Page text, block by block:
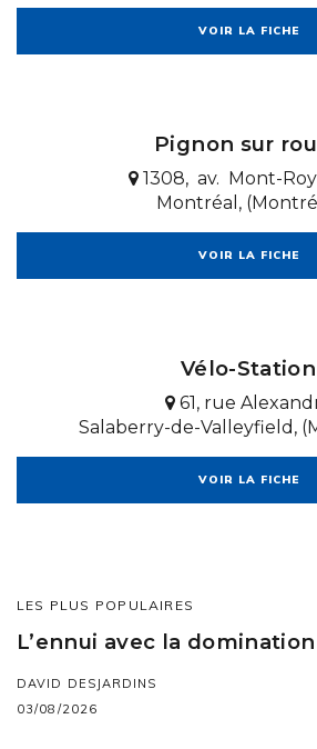
VOIR LA FICHE
Pignon sur
1308, av. Mont-
Montréal,
VOIR LA FICHE
Vélo-Station
61, rue
Salaberry-de-Valleyfield,
VOIR LA FICHE
LES PLUS POPULAIRES
L’ennui avec la domination
DAVID DESJARDINS
03/08/2026